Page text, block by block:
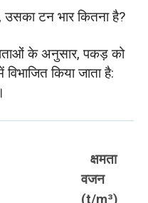
टन भार कितना है?
के अनुसार, पकड़ को
किया जाता है:
क्षमता
वजन